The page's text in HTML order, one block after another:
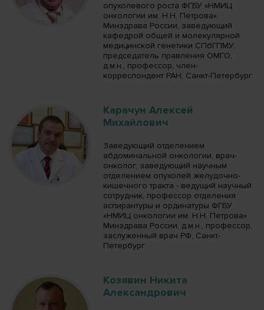
опухолевого роста ФГБУ «НМИЦ
онкологии им. Н.Н. Петрова»
Минздрава России, заведующий
кафедрой общей и молекулярной
медицинской генетики СПбГПМУ,
председатель правления ОМГО,
д.м.н., профессор, член-
корреспондент РАН, Санкт-Петербург
Карачун Алексей
Михайлович
Заведующий отделением
абдоминальной онкологии, врач-
онколог, заведующий научным
отделением опухолей желудочно-
кишечного тракта - ведущий научный
сотрудник, профессор отделения
аспирантуры и ординатуры ФГБУ
«НМИЦ онкологии им. Н.Н. Петрова»
Минздрава России, д.м.н., профессор,
заслуженный врач РФ, Санкт-
Петербург
Козявин Никита
Александрович